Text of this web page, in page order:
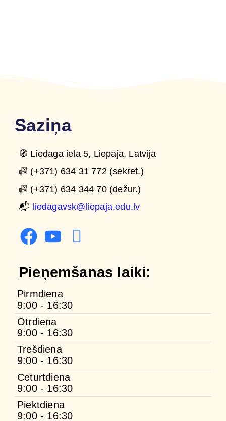
Saziņa
🧭 Liedaga iela 5, Liepāja, Latvija
📠 (+371) 634 31 772 (sekret.)
📠 (+371) 634 344 70 (dežur.)
📬 liedagavsk@liepaja.edu.lv
Pieņemšanas laiki:
Pirmdiena
9:00 - 16:30
Otrdiena
9:00 - 16:30
Trešdiena
9:00 - 16:30
Ceturtdiena
9:00 - 16:30
Piektdiena
9:00 - 16:30